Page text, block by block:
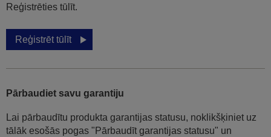
Reģistrēties tūlīt.
Reģistrēt tūlīt
Pārbaudiet savu garantiju
Lai pārbaudītu produkta garantijas statusu, noklikšķiniet uz
tālāk esošās pogas "Pārbaudīt garantijas statusu" un